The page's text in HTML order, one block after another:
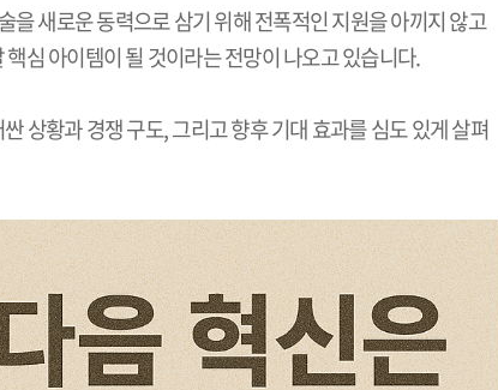
을 새로운 동력으로 삼기 위해 전폭적인 지원을 아끼지 않고
심 아이템이 될 것이라는 전망이 나오고 있습니다.
상황과 경쟁 구도,그리고 향후 기대 효과를 심도 있게 살펴